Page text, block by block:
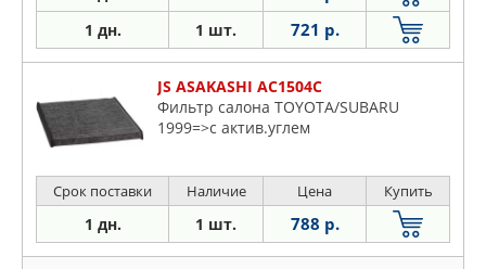
1 дн. 1 шт. 721 р.
JS ASAKASHI AC1504C
Фильтр салона TOYOTA/SUBARU
1999=>с актив.углем
Срок поставки Наличие Цена Купить
1 дн. 1 шт. 788 р.